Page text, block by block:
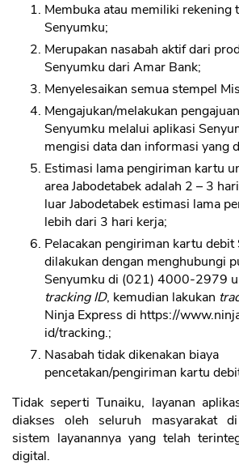
Membuka atau memiliki rekening
Senyumku;
Merupakan nasabah aktif dari
Senyumku dari Amar Bank;
Menyelesaikan semua stempel
Mengajukan/melakukan
Senyumku melalui aplikasi
mengisi data dan informasi yang
Estimasi lama pengiriman kartu
area Jabodetabek adalah 2 – 3
luar Jabodetabek estimasi lama
lebih dari 3 hari kerja;
Pelacakan pengiriman kartu debit
dilakukan dengan menghubungi
Senyumku di (021) 4000-2979
tracking ID, kemudian lakukan
Ninja Express di https://
id/tracking.;
Nasabah tidak dikenakan biaya
pencetakan/pengiriman kartu
Tidak seperti Tunaiku, layanan
diakses oleh seluruh masyarakat
sistem layanannya yang telah
digital.